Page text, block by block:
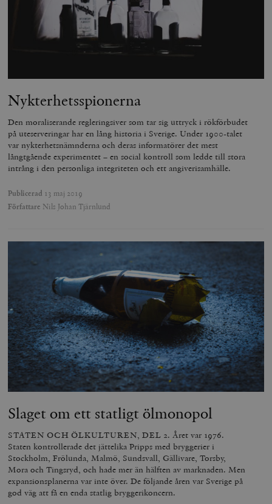
Nykterhetsspionerna
Den moraliserande regleringsiver som tar sig uttryck i rökförbudet
på uteserveringar har en lång historia i Sverige. Under 1900-talet
var nykterhetsnämnderna och deras informatörer det mest
långtgående experimentet – en social kontroll som ledde till stora
intrång i den personliga integriteten och ett angiverisamhälle.
Publicerad 13 maj 2019
Författare Nils Johan Tjärnlund
Slaget om ett statligt ölmonopol
STATEN OCH ÖLKULTUREN, DEL 2. Året var 1976.
Staten kontrollerade det jättelika Pripps med bryggerier i
Stockholm, Frölunda, Malmö, Sundsvall, Gällivare, Torsby,
Mora och Tingsryd, och hade mer än hälften av marknaden. Men
expansionsplanerna var inte över. De följande åren var Sverige på
god väg att få en enda statlig bryggerikoncern.